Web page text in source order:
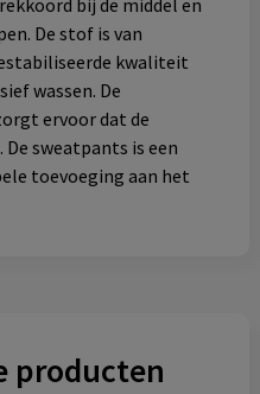
bij de middel en
De stof is van
kwaliteit
wassen. De
ervoor dat de
sweatpants is een
toevoeging aan het
producten